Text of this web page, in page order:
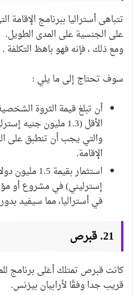
تتباهى أستراليا ببرنامج
على الجنسية على المدى الطويل.
ومع ذلك ، فإنه فهو باهظ التكلفة .
سوف تحتاج إلى ما يلي :
الأقل (1.3 مليون جنيه إسترليني)
والتي يجب أن تنطبق على
الإقامة.
إسترليني) في مشروع أو
في أستراليا، مما سيفيد
21. قبرص
قريب جدا وفقًا لأرابيان بيزنس.